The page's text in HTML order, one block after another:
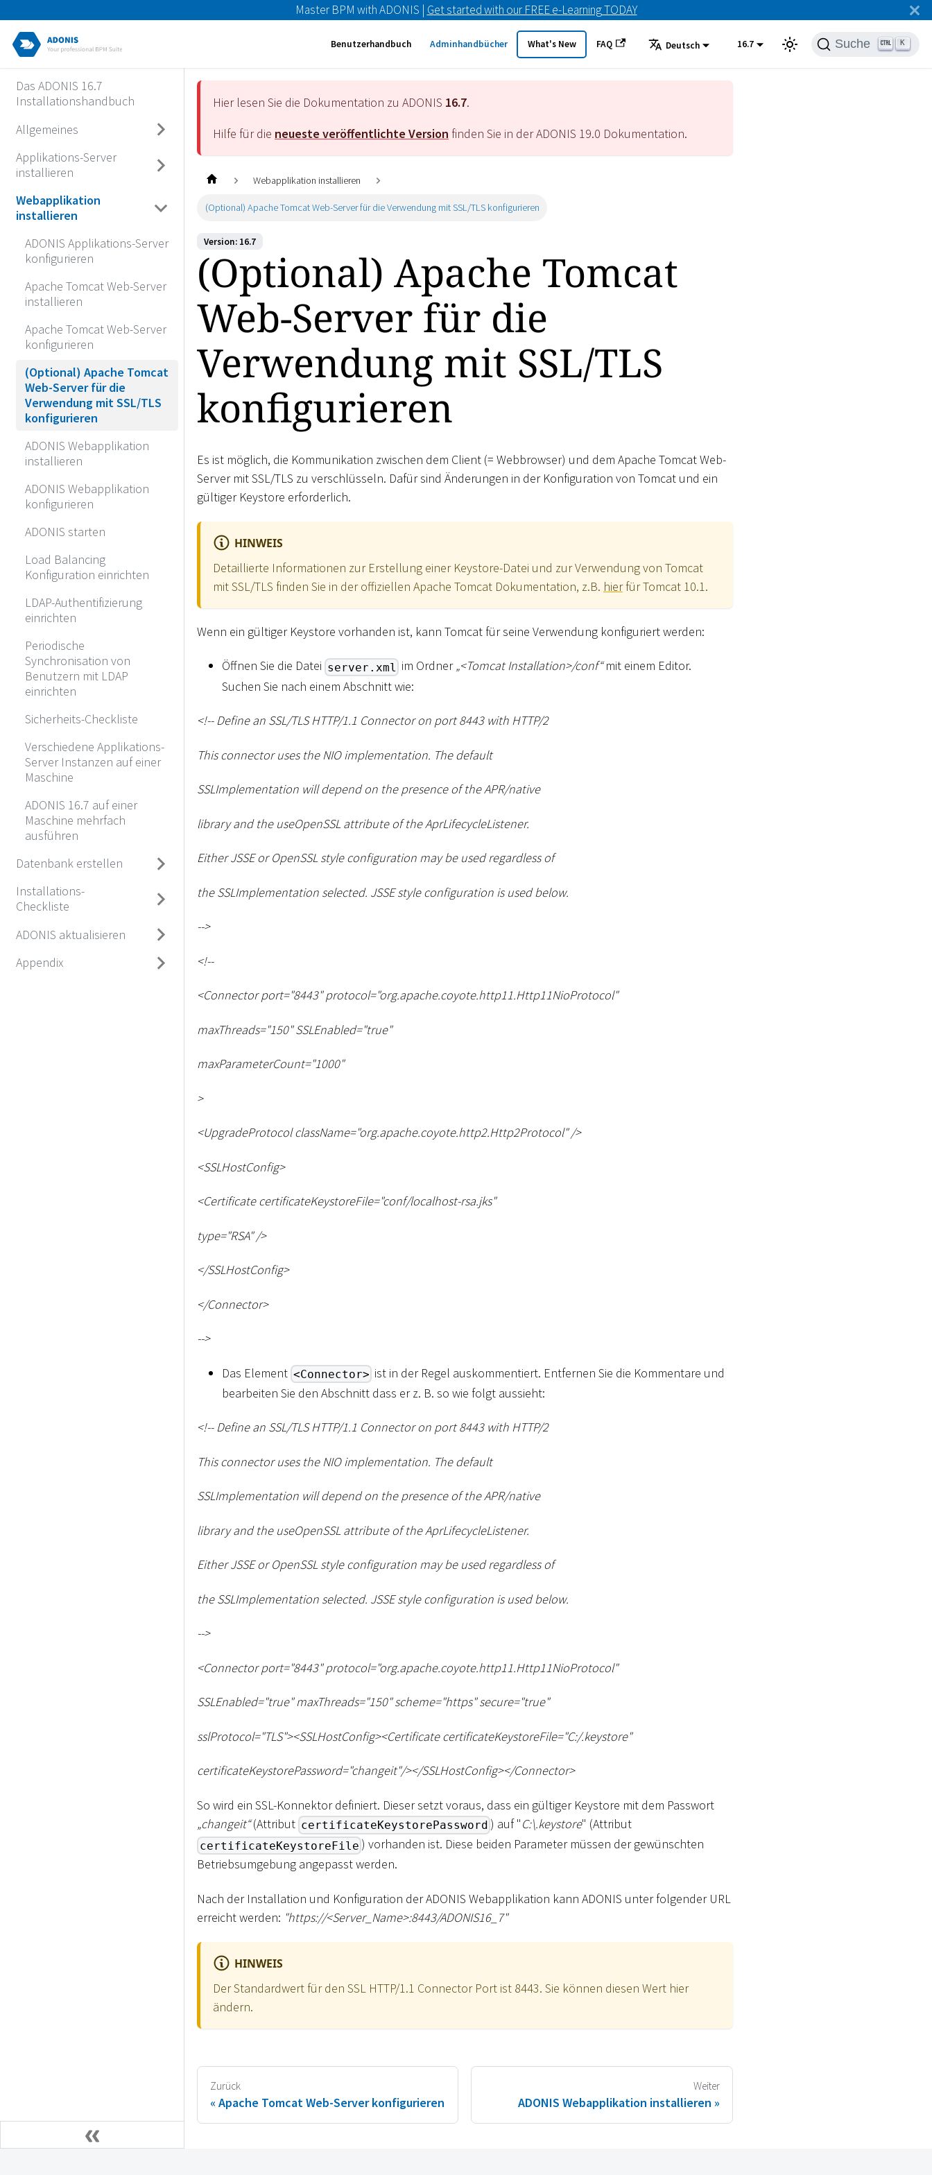
Master BPM with ADONIS | Get started with our FREE e-Learning TODAY
Benutzerhandbuch Adminhandbücher What's New FAQ Deutsch 16.7 Suche K
Das ADONIS 16.7
Installationshandbuch
Allgemeines
Applikations-Server
installieren
Webapplikation
installieren
ADONIS Applikations-Server
konfigurieren
Apache Tomcat Web-Server
installieren
Apache Tomcat Web-Server
konfigurieren
(Optional) Apache Tomcat
Web-Server für die
Verwendung mit SSL/TLS
konfigurieren
ADONIS Webapplikation
installieren
ADONIS Webapplikation
konfigurieren
ADONIS starten
Load Balancing
Konfiguration einrichten
LDAP-Authentifizierung
einrichten
Periodische
Synchronisation von
Benutzern mit LDAP
einrichten
Sicherheits-Checkliste
Verschiedene Applikations-
Server Instanzen auf einer
Maschine
ADONIS 16.7 auf einer
Maschine mehrfach
ausführen
Datenbank erstellen
Installations-
Checkliste
ADONIS aktualisieren
Appendix
Hier lesen Sie die Dokumentation zu ADONIS 16.7.
Hilfe für die neueste veröffentlichte Version finden Sie in der ADONIS 19.0 Dokumentation.
Webapplikation installieren
(Optional) Apache Tomcat Web-Server für die Verwendung mit SSL/TLS konfigurieren
Version: 16.7
(Optional) Apache Tomcat
Web-Server für die
Verwendung mit SSL/TLS
konfigurieren
Es ist möglich, die Kommunikation zwischen dem Client (= Webbrowser) und dem Apache Tomcat Web-
Server mit SSL/TLS zu verschlüsseln. Dafür sind Änderungen in der Konfiguration von Tomcat und ein
gültiger Keystore erforderlich.
HINWEIS
Detaillierte Informationen zur Erstellung einer Keystore-Datei und zur Verwendung von Tomcat
mit SSL/TLS finden Sie in der offiziellen Apache Tomcat Dokumentation, z.B. hierfür Tomcat 10.1.
Wenn ein gültiger Keystore vorhanden ist, kann Tomcat für seine Verwendung konfiguriert werden:
Öffnen Sie die Datei server.xml im Ordner„<Tomcat Installation>/conf“mit einem Editor.
Suchen Sie nach einem Abschnitt wie:
<!-- Define an SSL/TLS HTTP/1.1 Connector on port 8443 with HTTP/2
This connector uses the NIO implementation. The default
SSLImplementation will depend on the presence of the APR/native
library and the useOpenSSL attribute of the AprLifecycleListener.
Either JSSE or OpenSSL style configuration may be used regardless of
the SSLImplementation selected. JSSE style configuration is used below.
-->
<!--
<Connector port="8443" protocol="org.apache.coyote.http11.Http11NioProtocol"
maxThreads="150" SSLEnabled="true"
maxParameterCount="1000"
>
<UpgradeProtocol className="org.apache.coyote.http2.Http2Protocol" />
<SSLHostConfig>
<Certificate certificateKeystoreFile="conf/localhost-rsa.jks"
type="RSA" />
</SSLHostConfig>
</Connector>
-->
Das Element <Connector> ist in der Regel auskommentiert. Entfernen Sie die Kommentare und
bearbeiten Sie den Abschnitt dass er z. B. so wie folgt aussieht:
<!-- Define an SSL/TLS HTTP/1.1 Connector on port 8443 with HTTP/2
This connector uses the NIO implementation. The default
SSLImplementation will depend on the presence of the APR/native
library and the useOpenSSL attribute of the AprLifecycleListener.
Either JSSE or OpenSSL style configuration may be used regardless of
the SSLImplementation selected. JSSE style configuration is used below.
-->
<Connector port="8443" protocol="org.apache.coyote.http11.Http11NioProtocol"
SSLEnabled="true" maxThreads="150" scheme="https" secure="true"
sslProtocol="TLS"><SSLHostConfig><Certificate certificateKeystoreFile="C:/.keystore"
certificateKeystorePassword="changeit"/></SSLHostConfig></Connector>
So wird ein SSL-Konnektor definiert. Dieser setzt voraus, dass ein gültiger Keystore mit dem Passwort
„changeit“(Attribut certificateKeystorePassword ) auf "C:\.keystore" (Attribut
certificateKeystoreFile ) vorhanden ist. Diese beiden Parameter müssen der gewünschten
Betriebsumgebung angepasst werden.
Nach der Installation und Konfiguration der ADONIS Webapplikation kann ADONIS unter folgender URL
erreicht werden: "https://<Server_Name>:8443/ADONIS16_7"
HINWEIS
Der Standardwert für den SSL HTTP/1.1 Connector Port ist 8443. Sie können diesen Wert hier
ändern.
Zurück
Apache Tomcat Web-Server konfigurieren
Weiter
ADONIS Webapplikation installieren